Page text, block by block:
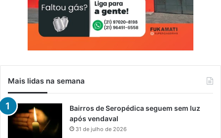
Mais lidas na semana
Bairros de Seropédica seguem sem luz
após vendaval
31 de julho de 2026